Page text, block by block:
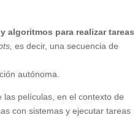
y algoritmos para realizar tareas
es decir, una secuencia de
autónoma.
películas, en el contexto de
con sistemas y ejecutar tareas